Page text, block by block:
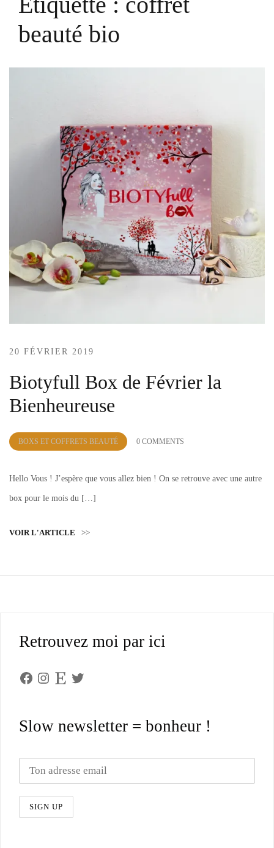
beauté bio
20 FÉVRIER 2019
Biotyfull Box de Février la
Bienheureuse
BOXS ET COFFRETS BEAUTÉ
by
0 COMMENTS
Hello Vous ! J’espère que vous allez bien ! On se retrouve avec une autre
box pour le mois du […]
VOIR L'ARTICLE >>
Retrouvez moi par ici
Facebook
Instagram
Etsy Twitter
Slow newsletter = bonheur !